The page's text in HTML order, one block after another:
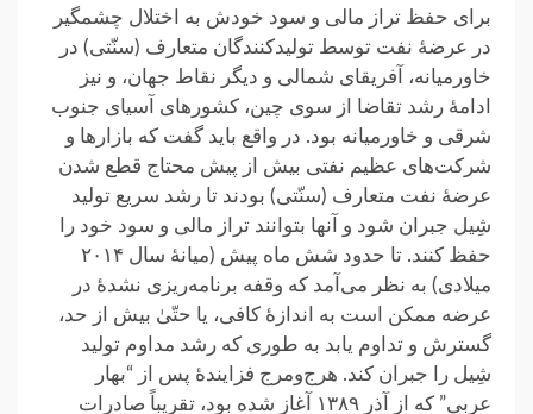
برای حفظ تراز مالی و سود خودش به اختلال چشمگیر
در عرضهٔ نفت توسط تولیدکنندگان متعارف (سنّتی) در
خاورمیانه، آفریقای شمالی و دیگر نقاط جهان، و نیز
ادامهٔ رشد تقاضا از سوی چین، کشورهای آسیای جنوب
شرقی و خاورمیانه بود. در واقع باید گفت که بازارها و
شرکت‌های عظیم نفتی بیش از پیش محتاج قطع شدن
عرضهٔ نفت متعارف (سنّتی) بودند تا رشد سریع تولید
شِیل جبران شود و آنها بتوانند تراز مالی و سود خود را
حفظ کنند. تا حدود شش ماه پیش (میانهٔ سال ۲۰۱۴
میلادی) به نظر می‌آمد که وقفه برنامه‌ریزی نشدهٔ در
عرضه ممکن است به اندازهٔ کافی، یا حتّیٰ بیش از حد،
گسترش و تداوم یابد به طوری که رشد مداوم تولید
شِیل را جبران کند. هرج‌ومرج فزایندهٔ پس از “بهار
عربی” که از آذر ۱۳۸۹ آغاز شده بود، تقریباً صادرات